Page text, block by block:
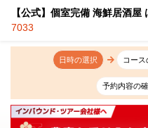
【公式】個室完備 海鮮居酒
7033
日時の選択 コース
予約内容の